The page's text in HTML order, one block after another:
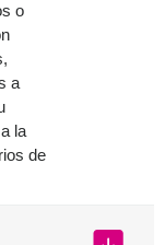
o
a
la
de